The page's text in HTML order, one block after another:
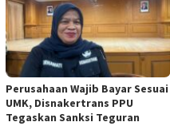
Perusahaan Wajib Bayar Sesuai
UMK, Disnakertrans PPU
Tegaskan Sanksi Teguran